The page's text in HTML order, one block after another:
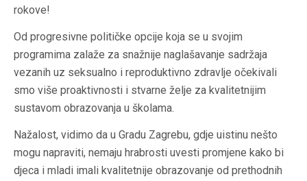
rokove!
Od progresivne političke opcije koja se u svojim
programima zalaže za snažnije naglašavanje sadržaja
vezanih uz seksualno i reproduktivno zdravlje očekivali
smo više proaktivnosti i stvarne želje za kvalitetnijim
sustavom obrazovanja u školama.
Nažalost, vidimo da u Gradu Zagrebu, gdje uistinu nešto
mogu napraviti, nemaju hrabrosti uvesti promjene kako bi
djeca i mladi imali kvalitetnije obrazovanje od prethodnih